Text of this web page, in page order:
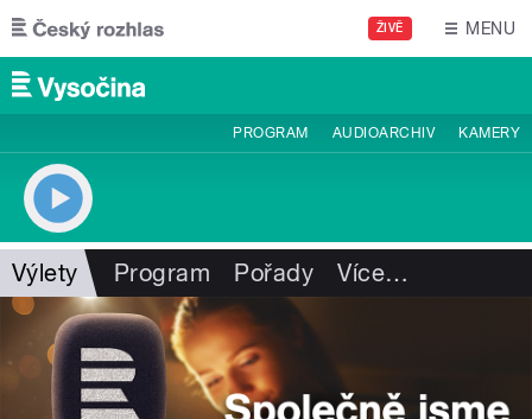
Přejít k hlavnímu obsahu
ŽIVĚ MENU
PROGRAM AUDIOARCHIV KAMERY
Výlety Program Pořady Více…